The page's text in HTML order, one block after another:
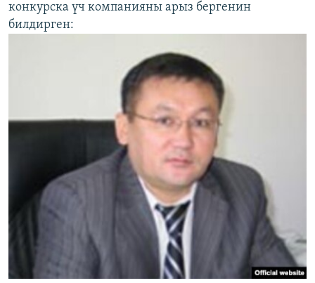
конкурска үч компанияны арыз бергенин
билдирген: